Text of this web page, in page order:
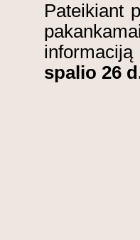
Pateikiant
spalio 26